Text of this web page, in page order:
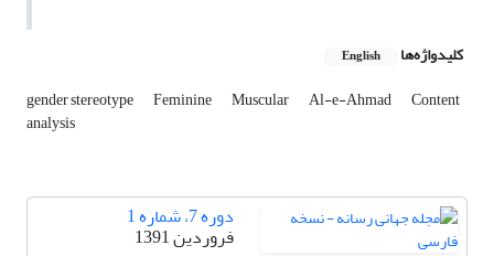
کلیدواژه‌ها English
gender stereotype Feminine Muscular Al-e-Ahmad Content
analysis
دوره 7، شماره 1
فروردین 1391